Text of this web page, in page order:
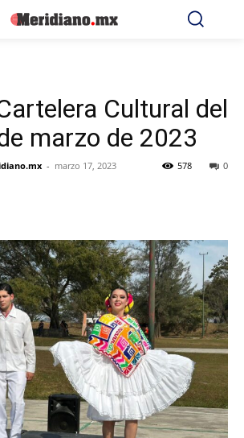
Cultural del
marzo de 2023
- marzo 17, 2023 0
578